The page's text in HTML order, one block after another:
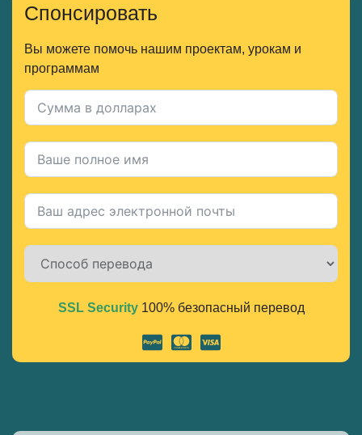
Спонсировать
Вы можете помочь нашим проектам, урокам и
программам
Alternative:
SSL Security100% безопасный перевод